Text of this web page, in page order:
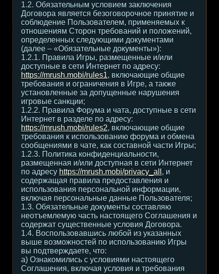
1.2. Обязательным условием заключения
Договора является безоговорочное принятие и
соблюдение Пользователем, применяемых к
отношениям Сторон требований и положений,
определенных следующими документами
(далее – «Обязательные документы»):
1.2.1. Правила Игры, размещенные и/или
доступные в сети Интернет по адресу:
https://mrush.mobi/rules1, включающие общие
требования и ограничения в Игре, а также
установленные за допущенные нарушения
игровые санкции;
1.2.2. Правила Форума и чата, доступные в сети
Интернет в разделе по адресу:
https://mrush.mobi/rules2, включающие общие
требования к использованию форума и обмена
сообщениями в чате, как составной части Игры;
1.2.3. Политика конфиденциальности,
размещенная и/или доступная в сети Интернет
по адресу https://mrush.mobi/privacy_all , и
содержащая правила предоставления и
использования персональной информации,
включая персональные данные Пользователя;
1.3. Обязательные документы составляю
неотъемлемую часть настоящего Соглашения и
содержат существенные условия Договора.
1.4. Воспользовавшись любой из указанных
выше возможностей по использованию Игры
вы подтверждаете, что:
а) Ознакомились с условиями настоящего
Соглашения, включая условия и требования